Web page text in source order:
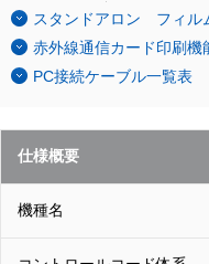
スタンドアロン フィル
赤外線通信カード印刷機
PC接続ケーブル一覧表
仕様概要
機種名